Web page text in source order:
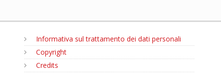
Informativa sul trattamento dei dati personali
Copyright
Credits